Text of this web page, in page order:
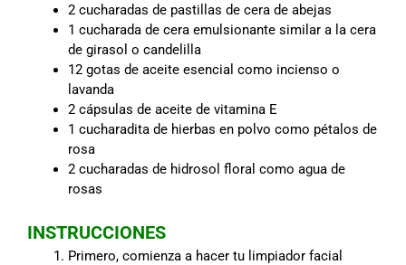
2 cucharadas de pastillas de cera de abejas
1 cucharada de cera emulsionante similar a la cera
de girasol o candelilla
12 gotas de aceite esencial como incienso o
lavanda
2 cápsulas de aceite de vitamina E
1 cucharadita de hierbas en polvo como pétalos de
rosa
2 cucharadas de hidrosol floral como agua de
rosas
INSTRUCCIONES
Primero, comienza a hacer tu limpiador facial